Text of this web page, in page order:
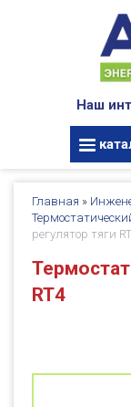
Наш
Главная »
регулятор тяги
RT4